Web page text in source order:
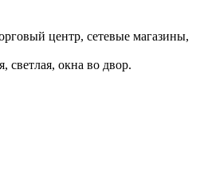
центр, сетевые магазины,
светлая, окна во двор.